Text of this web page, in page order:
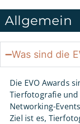
Allgemein
Was sind die
Die EVO Awards
Tierfotografie und
Networking-
Ziel ist es,